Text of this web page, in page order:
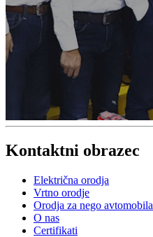
Kontaktni obrazec
Električna orodja
Vrtno orodje
Orodja za nego avtomobila
O nas
Certifikati